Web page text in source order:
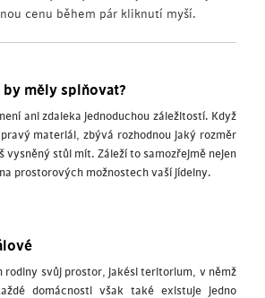
cenu během pár kliknutí myší.
měly splňovat?
ani zdaleka jednoduchou záležitostí. Když
materiál, zbývá rozhodnou jaký rozměr
vysněný stůl mít. Záleží to samozřejmě nejen
prostorových možnostech vaší jídelny.
rodiny svůj prostor, jakési teritorium, v němž
domácnosti však také existuje jedno